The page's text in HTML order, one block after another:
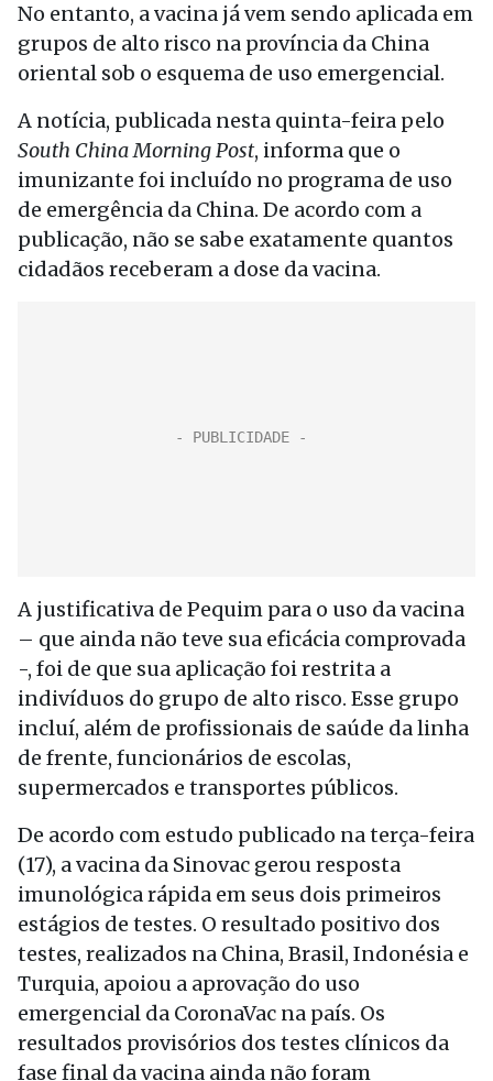
No entanto, a vacina já vem sendo aplicada em
grupos de alto risco na província da China
oriental sob o esquema de uso emergencial.
A notícia, publicada nesta quinta-feira pelo
South China Morning Post, informa que o
imunizante foi incluído no programa de uso
de emergência da China. De acordo com a
publicação, não se sabe exatamente quantos
cidadãos receberam a dose da vacina.
A justificativa de Pequim para o uso da vacina
– que ainda não teve sua eficácia comprovada
-, foi de que sua aplicação foi restrita a
indivíduos do grupo de alto risco. Esse grupo
incluí, além de profissionais de saúde da linha
de frente, funcionários de escolas,
supermercados e transportes públicos.
De acordo com estudo publicado na terça-feira
(17), a vacina da Sinovac gerou resposta
imunológica rápida em seus dois primeiros
estágios de testes. O resultado positivo dos
testes, realizados na China, Brasil, Indonésia e
Turquia, apoiou a aprovação do uso
emergencial da CoronaVac na país. Os
resultados provisórios dos testes clínicos da
fase final da vacina ainda não foram